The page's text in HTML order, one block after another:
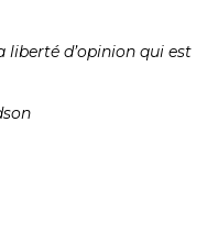
liberté d’opinion qui est